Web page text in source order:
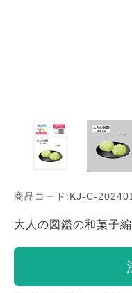
商品コード:KJ-C-
大人の図鑑の和菓子